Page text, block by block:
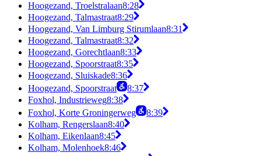
Hoogezand, Troelstralaan8:28
Hoogezand, Talmastraat8:29
Hoogezand, Van Limburg Stirumlaan8:31
Hoogezand, Talmastraat8:32
Hoogezand, Gorechtlaan8:33
Hoogezand, Spoorstraat8:35
Hoogezand, Sluiskade8:36
Hoogezand, Spoorstraat
8:37
Foxhol, Industrieweg8:38
Foxhol, Korte Groningerweg
8:39
Kolham, Rengerslaan8:40
Kolham, Eikenlaan8:45
Kolham, Molenhoek8:46